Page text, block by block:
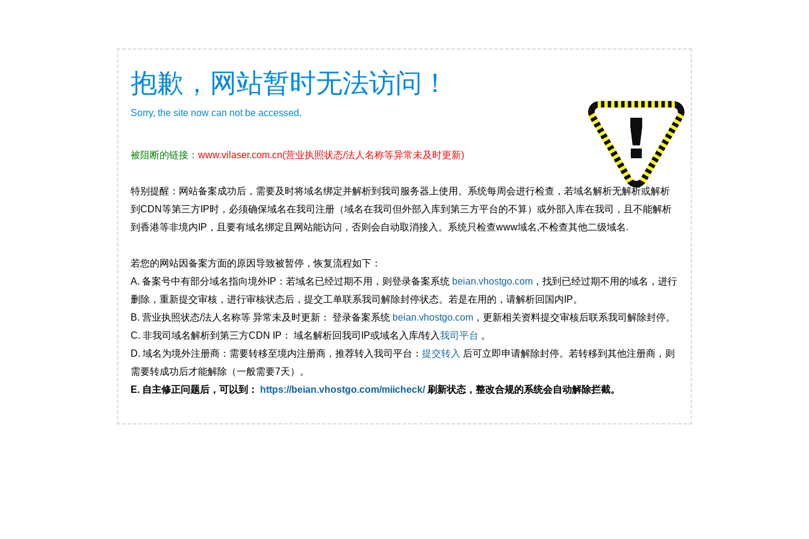
抱歉，网站暂时无法访问！
Sorry, the site now can not be accessed.
被阻断的链接： www.vilaser.com.cn(营业执照状态/法人名称等异常未及时更新)
特别提醒：网站备案成功后，需要及时将域名绑定并解析到我司服务器上使用。系统每周会进行检查，若域名解析无解析或解析
到CDN等第三方IP时，必须确保域名在我司注册（域名在我司但外部入库到第三方平台的不算）或外部入库在我司，且不能解析
到香港等非境内IP，且要有域名绑定且网站能访问，否则会自动取消接入。系统只检查www域名,不检查其他二级域名.
若您的网站因备案方面的原因导致被暂停，恢复流程如下：
A. 备案号中有部分域名指向境外IP：若域名已经过期不用，则登录备案系统 beian.vhostgo.com ，找到已经过期不用的域名，进行
删除，重新提交审核，进行审核状态后，提交工单联系我司解除封停状态。若是在用的，请解析回国内IP。
B. 营业执照状态/法人名称等 异常未及时更新： 登录备案系统 beian.vhostgo.com ，更新相关资料提交审核后联系我司解除封停。
C. 非我司域名解析到第三方CDN IP： 域名解析回我司IP或域名入库/转入我司平台 。
D. 域名为境外注册商：需要转移至境内注册商，推荐转入我司平台： 提交转入 后可立即申请解除封停。若转移到其他注册商，则
需要转成功后才能解除（一般需要7天）。
E. 自主修正问题后，可以到：
https://beian.vhostgo.com/miicheck/刷新状态，整改合规的系统会自动解除拦截。